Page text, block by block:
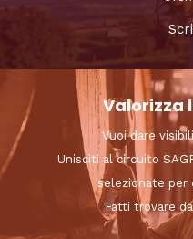
Valorizza
Vuoi dare
Unisciti al circuito
selezionate per
Fatti trovare